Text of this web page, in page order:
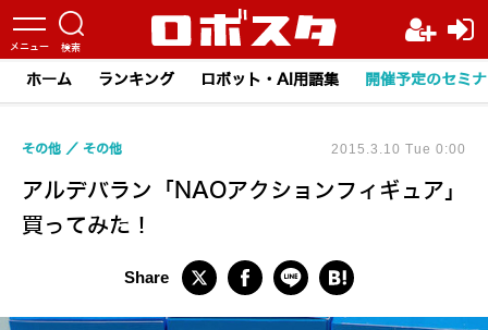
ホーム ランキング ロボット・AI用語集 開催予定のセミ
アルデバラン「NAOアクションフィギュア」
買ってみた！
その他 その他 2015.3.10 Tue 0:00